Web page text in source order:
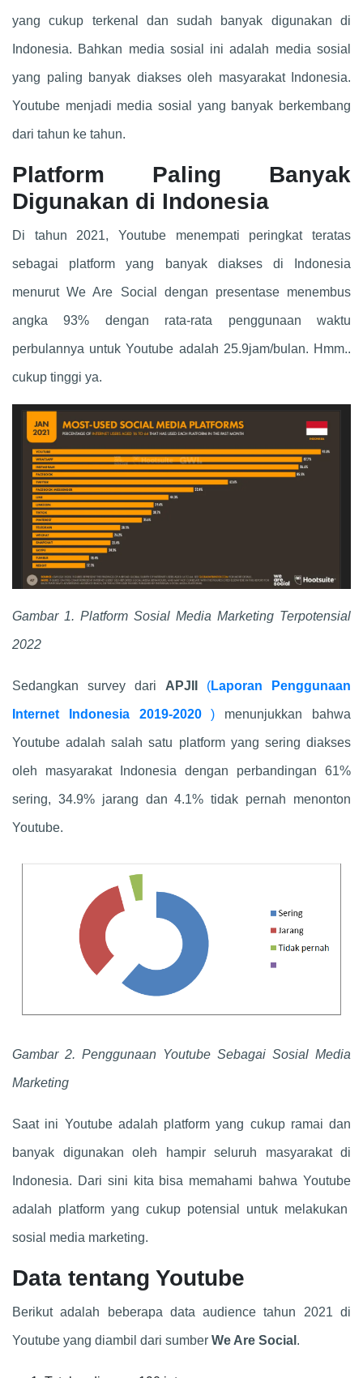
yang cukup terkenal dan sudah banyak digunakan di
Indonesia. Bahkan media sosial ini adalah media sosial
yang paling banyak diakses oleh masyarakat Indonesia.
Youtube menjadi media sosial yang banyak berkembang
dari tahun ke tahun.
Platform Paling Banyak
Digunakan di Indonesia
Di tahun 2021, Youtube menempati peringkat teratas
sebagai platform yang banyak diakses di Indonesia
menurut We Are Social dengan presentase menembus
angka 93% dengan rata-rata penggunaan waktu
perbulannya untuk Youtube adalah 25.9jam/bulan. Hmm..
cukup tinggi ya.
Gambar 1. Platform Sosial Media Marketing Terpotensial
2022
Sedangkan survey dari APJII (Laporan Penggunaan
Internet Indonesia 2019-2020) menunjukkan bahwa
Youtube adalah salah satu platform yang sering diakses
oleh masyarakat Indonesia dengan perbandingan 61%
sering, 34.9% jarang dan 4.1% tidak pernah menonton
Youtube.
Gambar 2. Penggunaan Youtube Sebagai Sosial Media
Marketing
Saat ini Youtube adalah platform yang cukup ramai dan
banyak digunakan oleh hampir seluruh masyarakat di
Indonesia. Dari sini kita bisa memahami bahwa Youtube
adalah platform yang cukup potensial untuk melakukan
sosial media marketing.
Data tentang Youtube
Berikut adalah beberapa data audience tahun 2021 di
Youtube yang diambil dari sumber We Are Social .